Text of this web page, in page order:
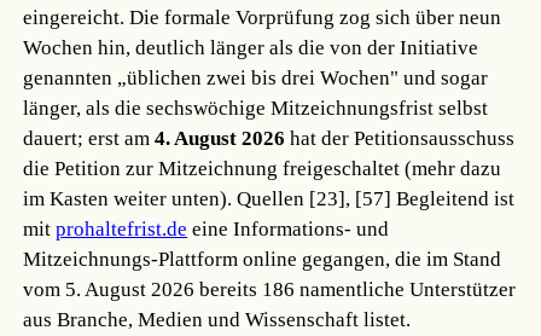
eingereicht. Die formale Vorprüfung zog sich über neun
Wochen hin, deutlich länger als die von der Initiative
genannten „üblichen zwei bis drei Wochen" und sogar
länger, als die sechswöchige Mitzeichnungsfrist selbst
dauert; erst am4. August 2026 hat der Petitionsausschuss
die Petition zur Mitzeichnung freigeschaltet (mehr dazu
im Kasten weiter unten).Quellen [23], [57] Begleitend ist
mitprohaltefrist.de eine Informations- und
Mitzeichnungs-Plattform online gegangen, die im Stand
vom 5. August 2026 bereits 186 namentliche Unterstützer
aus Branche, Medien und Wissenschaft listet.